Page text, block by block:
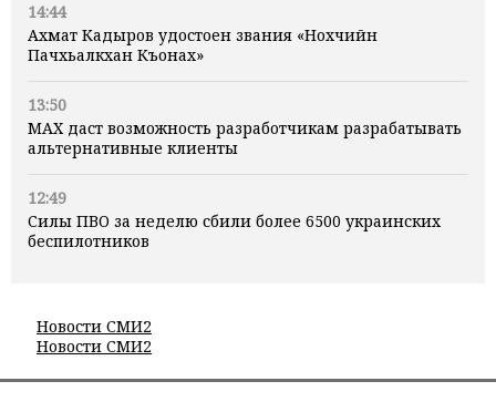
14:44
Ахмат Кадыров удостоен звания «Нохчийн
Пачхьалкхан Къонах»
13:50
MAX даст возможность разработчикам разрабатывать
альтернативные клиенты
12:49
Силы ПВО за неделю сбили более 6500 украинских
беспилотников
Новости СМИ2
Новости СМИ2